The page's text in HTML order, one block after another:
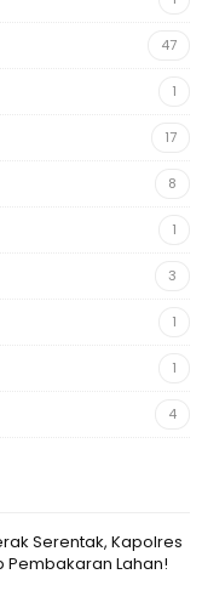
47
1
17
8
1
3
1
1
4
Serentak, Kapolres
Pembakaran Lahan!